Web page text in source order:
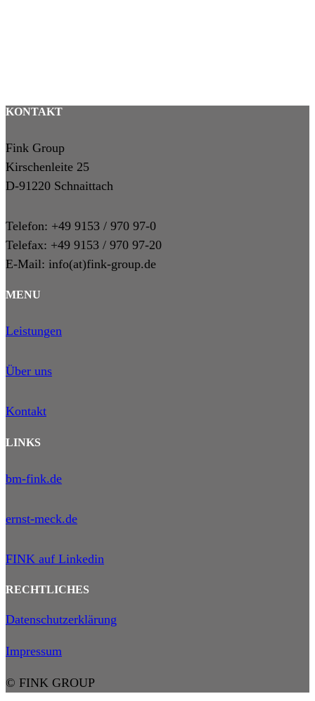
KONTAKT
Fink Group
Kirschenleite 25
D-91220 Schnaittach
Telefon: +49 9153 / 970 97-0
Telefax: +49 9153 / 970 97-20
E-Mail: info(at)fink-group.de
MENU
Leistungen
Über uns
Kontakt
LINKS
bm-fink.de
ernst-meck.de
FINK auf Linkedin
RECHTLICHES
Datenschutzerklärung
Impressum
© FINK GROUP